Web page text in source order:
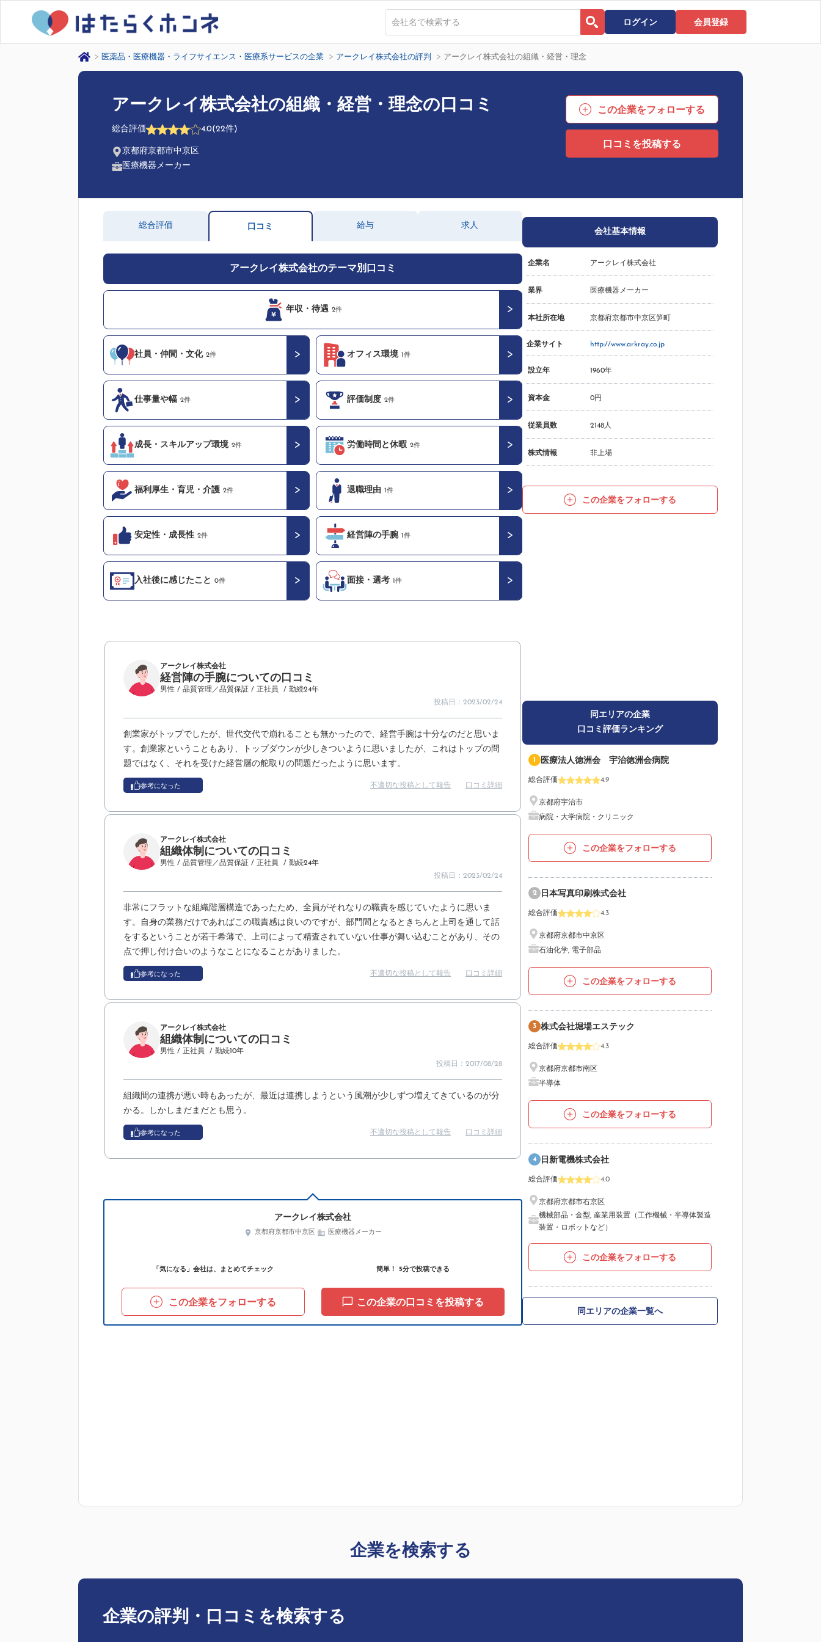
ログイン 会員登録
医薬品・医療機器・ライフサイエンス・医療系サービスの企業 アークレイ株式会社の評判 アークレイ株式会社の組織・経営・理念
アークレイ株式会社の組織・経営・理念の口コミ
総合評価 4.0(22件)
京都府京都市中京区
医療機器メーカー
この企業をフォローする
口コミを投稿する
総合評価 口コミ 給与 求人
アークレイ株式会社のテーマ別口コミ
年収・待遇 2件
社員・仲間・文化 2件 オフィス環境 1件
仕事量や幅 2件 評価制度 2件
成長・スキルアップ環境 2件 労働時間と休暇 2件
福利厚生・育児・介護 2件 退職理由 1件
安定性・成長性 2件 経営陣の手腕 1件
入社後に感じたこと 0件 面接・選考 1件
アークレイ株式会社
経営陣の手腕についての口コミ
男性 / 品質管理／品質保証 / 正社員
/ 勤続24年
投稿日：2023/02/24
創業家がトップでしたが、世代交代で崩れることも無かったので、経営手腕は十分なのだと思いま
す。創業家ということもあり、トップダウンが少しきついように思いましたが、これはトップの問
題ではなく、それを受けた経営層の舵取りの問題だったように思います。
参考になった 不適切な投稿として報告 口コミ詳細
アークレイ株式会社
組織体制についての口コミ
男性 / 品質管理／品質保証 / 正社員
/ 勤続24年
投稿日：2023/02/24
非常にフラットな組織階層構造であったため、全員がそれなりの職責を感じていたように思いま
す。自身の業務だけであればこの職責感は良いのですが、部門間となるときちんと上司を通して話
をするということが若干希薄で、上司によって精査されていない仕事が舞い込むことがあり、その
点で押し付け合いのようなことになることがありました。
参考になった 不適切な投稿として報告 口コミ詳細
アークレイ株式会社
組織体制についての口コミ
男性 / 正社員
/ 勤続10年
投稿日：2017/08/28
組織間の連携が悪い時もあったが、最近は連携しようという風潮が少しずつ増えてきているのが分
かる。しかしまだまだとも思う。
参考になった 不適切な投稿として報告 口コミ詳細
アークレイ株式会社
京都府京都市中京区 医療機器メーカー
「気になる」会社は、まとめてチェック
この企業をフォローする
簡単！ 5分で投稿できる
この企業の口コミを投稿する
会社基本情報
企業名 アークレイ株式会社
業界 医療機器メーカー
本社所在地 京都府京都市中京区笋町
企業サイト http://www.arkray.co.jp
設立年 1960年
資本金 0円
従業員数 2148人
株式情報 非上場
この企業をフォローする
同エリアの企業
口コミ評価ランキング
1 医療法人徳洲会 宇治徳洲会病院
総合評価 4.9
京都府宇治市
病院・大学病院・クリニック
この企業をフォローする
2 日本写真印刷株式会社
総合評価 4.3
京都府京都市中京区
石油化学, 電子部品
この企業をフォローする
3 株式会社堀場エステック
総合評価 4.3
京都府京都市南区
半導体
この企業をフォローする
4 日新電機株式会社
総合評価 4.0
京都府京都市右京区
機械部品・金型, 産業用装置（工作機械・半導体製造
装置・ロボットなど）
この企業をフォローする
同エリアの企業一覧へ
企業を検索する
企業の評判・口コミを検索する